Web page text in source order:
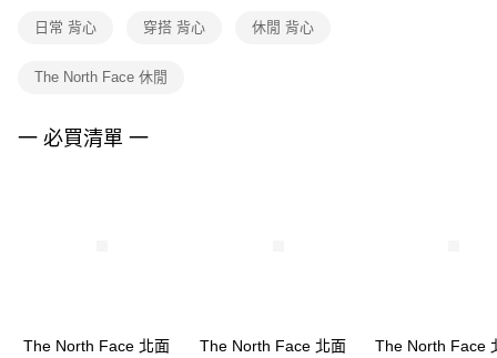
權轉讓予恩沛科技股份有限公司。
３．未成年的使用者請事先徵得法定代理人或監護人之同意方可使用
４．使用「AFTEE先享後付」時，將依據個別帳號之用戶狀況，依本公司即
日常 背心 穿搭 背心 休閒 背心
The North Face 休閒
一 必買清單 一
The North Face 北面
The North Face 北面
The North Face